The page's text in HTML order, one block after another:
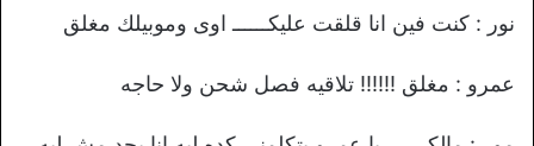
نور : كنت فين انا قلقت عليكــــــ اوى وموبيلك مغلق
عمرو : مغلق !!!!!! تلاقيه فصل شحن ولا حاجه